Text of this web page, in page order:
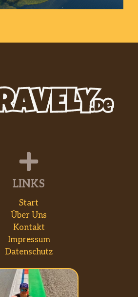
LINKS
Start
Über Uns
Kontakt
Impressum
Datenschutz